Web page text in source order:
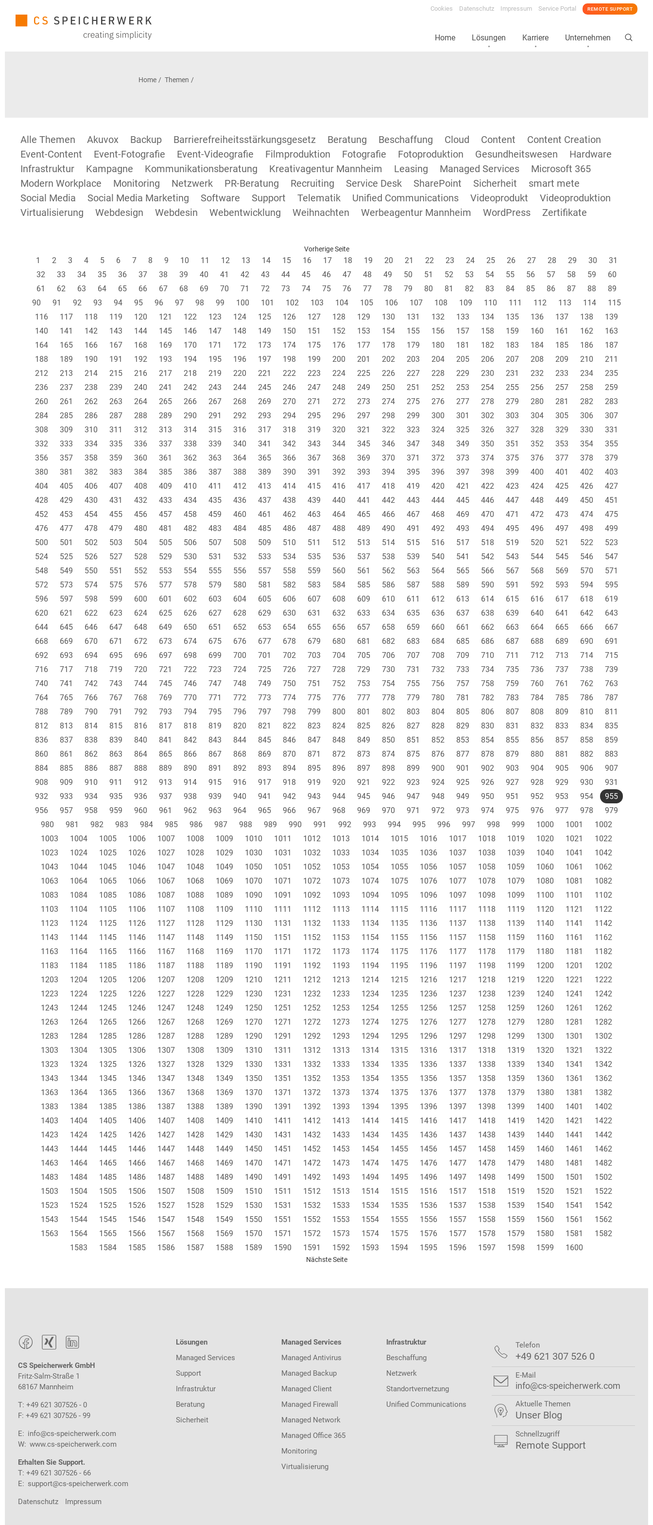
Cookies Datenschutz Impressum Service Portal REMOTE SUPPORT
Home Lösungen Karriere Unternehmen
Home Themen
Alle Themen Akuvox Backup Barrierefreiheitsstärkungsgesetz Beratung Beschaffung Cloud Content
Content Creation
Event-Content
Event-Fotografie Event-Videografie Filmproduktion Fotografie Fotoproduktion Gesundheitswesen
Hardware
Infrastruktur
Kampagne Kommunikationsberatung Kreativagentur Mannheim Leasing Managed Services
Microsoft 365
Modern Workplace
Monitoring Netzwerk PR-Beratung Recruiting Service Desk SharePoint Sicherheit
smart mete
Social Media
Social Media Marketing Software Support Telematik Unified Communications Videoprodukt
Videoproduktion
Virtualisierung
Webdesign Webdesin Webentwicklung Weihnachten Werbeagentur Mannheim WordPress Zertifikate
Vorherige Seite
1 2 3 4 5 6 7 8 9 10 11 12 13 14 15 16 17 18 19 20 21 22 23 24 25 26 27 28 29 30
31
32
33 34 35 36 37 38 39 40 41 42 43 44 45 46 47 48 49 50 51 52 53 54 55 56 57 58 59
60
61
62 63 64 65 66 67 68 69 70 71 72 73 74 75 76 77 78 79 80 81 82 83 84 85 86 87 88
89
90
91 92 93 94 95 96 97 98 99 100 101 102 103 104 105 106 107 108 109 110 111 112 113 114
115
116
117 118 119 120 121 122 123 124 125 126 127 128 129 130 131 132 133 134 135 136 137 138
139
140
141 142 143 144 145 146 147 148 149 150 151 152 153 154 155 156 157 158 159 160 161 162
163
164
165 166 167 168 169 170 171 172 173 174 175 176 177 178 179 180 181 182 183 184 185 186
187
188
189 190 191 192 193 194 195 196 197 198 199 200 201 202 203 204 205 206 207 208 209 210
211
212
213 214 215 216 217 218 219 220 221 222 223 224 225 226 227 228 229 230 231 232 233 234
235
236
237 238 239 240 241 242 243 244 245 246 247 248 249 250 251 252 253 254 255 256 257 258
259
260
261 262 263 264 265 266 267 268 269 270 271 272 273 274 275 276 277 278 279 280 281 282
283
284
285 286 287 288 289 290 291 292 293 294 295 296 297 298 299 300 301 302 303 304 305 306
307
308
309 310 311 312 313 314 315 316 317 318 319 320 321 322 323 324 325 326 327 328 329 330
331
332
333 334 335 336 337 338 339 340 341 342 343 344 345 346 347 348 349 350 351 352 353 354
355
356
357 358 359 360 361 362 363 364 365 366 367 368 369 370 371 372 373 374 375 376 377 378
379
380
381 382 383 384 385 386 387 388 389 390 391 392 393 394 395 396 397 398 399 400 401 402
403
404
405 406 407 408 409 410 411 412 413 414 415 416 417 418 419 420 421 422 423 424 425 426
427
428
429 430 431 432 433 434 435 436 437 438 439 440 441 442 443 444 445 446 447 448 449 450
451
452
453 454 455 456 457 458 459 460 461 462 463 464 465 466 467 468 469 470 471 472 473 474
475
476
477 478 479 480 481 482 483 484 485 486 487 488 489 490 491 492 493 494 495 496 497 498
499
500
501 502 503 504 505 506 507 508 509 510 511 512 513 514 515 516 517 518 519 520 521 522
523
524
525 526 527 528 529 530 531 532 533 534 535 536 537 538 539 540 541 542 543 544 545 546
547
548
549 550 551 552 553 554 555 556 557 558 559 560 561 562 563 564 565 566 567 568 569 570
571
572
573 574 575 576 577 578 579 580 581 582 583 584 585 586 587 588 589 590 591 592 593 594
595
596
597 598 599 600 601 602 603 604 605 606 607 608 609 610 611 612 613 614 615 616 617 618
619
620
621 622 623 624 625 626 627 628 629 630 631 632 633 634 635 636 637 638 639 640 641 642
643
644
645 646 647 648 649 650 651 652 653 654 655 656 657 658 659 660 661 662 663 664 665 666
667
668
669 670 671 672 673 674 675 676 677 678 679 680 681 682 683 684 685 686 687 688 689 690
691
692
693 694 695 696 697 698 699 700 701 702 703 704 705 706 707 708 709 710 711 712 713 714
715
716
717 718 719 720 721 722 723 724 725 726 727 728 729 730 731 732 733 734 735 736 737 738
739
740
741 742 743 744 745 746 747 748 749 750 751 752 753 754 755 756 757 758 759 760 761 762
763
764
765 766 767 768 769 770 771 772 773 774 775 776 777 778 779 780 781 782 783 784 785 786
787
788
789 790 791 792 793 794 795 796 797 798 799 800 801 802 803 804 805 806 807 808 809 810
811
812
813 814 815 816 817 818 819 820 821 822 823 824 825 826 827 828 829 830 831 832 833 834
835
836
837 838 839 840 841 842 843 844 845 846 847 848 849 850 851 852 853 854 855 856 857 858
859
860
861 862 863 864 865 866 867 868 869 870 871 872 873 874 875 876 877 878 879 880 881 882
883
884
885 886 887 888 889 890 891 892 893 894 895 896 897 898 899 900 901 902 903 904 905 906
907
908
909 910 911 912 913 914 915 916 917 918 919 920 921 922 923 924 925 926 927 928 929 930
931
932
933 934 935 936 937 938 939 940 941 942 943 944 945 946 947 948 949 950 951 952 953 954
955
956
957 958 959 960 961 962 963 964 965 966 967 968 969 970 971 972 973 974 975 976 977 978
979
980
981 982 983 984 985 986 987 988 989 990 991 992 993 994 995 996 997 998 999 1000 1001
1002
1003
1004 1005 1006 1007 1008 1009 1010 1011 1012 1013 1014 1015 1016 1017 1018 1019 1020 1021
1022
1023
1024 1025 1026 1027 1028 1029 1030 1031 1032 1033 1034 1035 1036 1037 1038 1039 1040 1041
1042
1043
1044 1045 1046 1047 1048 1049 1050 1051 1052 1053 1054 1055 1056 1057 1058 1059 1060 1061
1062
1063
1064 1065 1066 1067 1068 1069 1070 1071 1072 1073 1074 1075 1076 1077 1078 1079 1080 1081
1082
1083
1084 1085 1086 1087 1088 1089 1090 1091 1092 1093 1094 1095 1096 1097 1098 1099 1100 1101
1102
1103
1104 1105 1106 1107 1108 1109 1110 1111 1112 1113 1114 1115 1116 1117 1118 1119 1120 1121
1122
1123
1124 1125 1126 1127 1128 1129 1130 1131 1132 1133 1134 1135 1136 1137 1138 1139 1140 1141
1142
1143
1144 1145 1146 1147 1148 1149 1150 1151 1152 1153 1154 1155 1156 1157 1158 1159 1160 1161
1162
1163
1164 1165 1166 1167 1168 1169 1170 1171 1172 1173 1174 1175 1176 1177 1178 1179 1180 1181
1182
1183
1184 1185 1186 1187 1188 1189 1190 1191 1192 1193 1194 1195 1196 1197 1198 1199 1200 1201
1202
1203
1204 1205 1206 1207 1208 1209 1210 1211 1212 1213 1214 1215 1216 1217 1218 1219 1220 1221
1222
1223
1224 1225 1226 1227 1228 1229 1230 1231 1232 1233 1234 1235 1236 1237 1238 1239 1240 1241
1242
1243
1244 1245 1246 1247 1248 1249 1250 1251 1252 1253 1254 1255 1256 1257 1258 1259 1260 1261
1262
1263
1264 1265 1266 1267 1268 1269 1270 1271 1272 1273 1274 1275 1276 1277 1278 1279 1280 1281
1282
1283
1284 1285 1286 1287 1288 1289 1290 1291 1292 1293 1294 1295 1296 1297 1298 1299 1300 1301
1302
1303
1304 1305 1306 1307 1308 1309 1310 1311 1312 1313 1314 1315 1316 1317 1318 1319 1320 1321
1322
1323
1324 1325 1326 1327 1328 1329 1330 1331 1332 1333 1334 1335 1336 1337 1338 1339 1340 1341
1342
1343
1344 1345 1346 1347 1348 1349 1350 1351 1352 1353 1354 1355 1356 1357 1358 1359 1360 1361
1362
1363
1364 1365 1366 1367 1368 1369 1370 1371 1372 1373 1374 1375 1376 1377 1378 1379 1380 1381
1382
1383
1384 1385 1386 1387 1388 1389 1390 1391 1392 1393 1394 1395 1396 1397 1398 1399 1400 1401
1402
1403
1404 1405 1406 1407 1408 1409 1410 1411 1412 1413 1414 1415 1416 1417 1418 1419 1420 1421
1422
1423
1424 1425 1426 1427 1428 1429 1430 1431 1432 1433 1434 1435 1436 1437 1438 1439 1440 1441
1442
1443
1444 1445 1446 1447 1448 1449 1450 1451 1452 1453 1454 1455 1456 1457 1458 1459 1460 1461
1462
1463
1464 1465 1466 1467 1468 1469 1470 1471 1472 1473 1474 1475 1476 1477 1478 1479 1480 1481
1482
1483
1484 1485 1486 1487 1488 1489 1490 1491 1492 1493 1494 1495 1496 1497 1498 1499 1500 1501
1502
1503
1504 1505 1506 1507 1508 1509 1510 1511 1512 1513 1514 1515 1516 1517 1518 1519 1520 1521
1522
1523
1524 1525 1526 1527 1528 1529 1530 1531 1532 1533 1534 1535 1536 1537 1538 1539 1540 1541
1542
1543
1544 1545 1546 1547 1548 1549 1550 1551 1552 1553 1554 1555 1556 1557 1558 1559 1560 1561
1562
1563
1564 1565 1566 1567 1568 1569 1570 1571 1572 1573 1574 1575 1576 1577 1578 1579 1580 1581
1582
1583
1584 1585 1586 1587 1588 1589 1590 1591 1592 1593 1594 1595 1596 1597 1598 1599 1600
Nächste Seite
  
CS Speicherwerk GmbH
Fritz-Salm-Straße 1
68167 Mannheim
T: +49 621 307526 - 0
F: +49 621 307526 - 99
E: info@cs-speicherwerk.com
W: www.cs-speicherwerk.com
Erhalten Sie Support.
T: +49 621 307526 - 66
E: support@cs-speicherwerk.com
Datenschutz Impressum
Lösungen
Managed Services
Support
Infrastruktur
Beratung
Sicherheit
Managed Services
Managed Antivirus
Managed Backup
Managed Client
Managed Firewall
Managed Network
Managed Office 365
Monitoring
Virtualisierung
Infrastruktur
Beschaffung
Netzwerk
Standortvernetzung
Unified Communications
 Telefon
+49 621 307 526 0
 E-Mail
info@cs-speicherwerk.com
 Aktuelle Themen
Unser Blog
 Schnellzugriff
Remote Support